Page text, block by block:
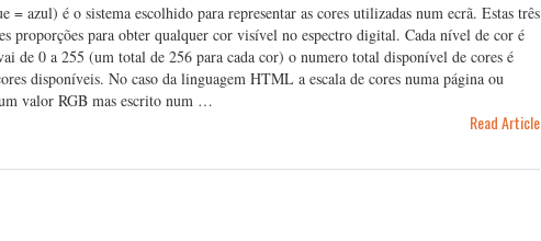
azul) é o sistema escolhido para representar as cores utilizadas num ecrã. Estas três
proporções para obter qualquer cor visível no espectro digital. Cada nível de cor é
de 0 a 255 (um total de 256 para cada cor) o numero total disponível de cores é
disponíveis. No caso da linguagem HTML a escala de cores numa página ou
valor RGB mas escrito num …
Read Article